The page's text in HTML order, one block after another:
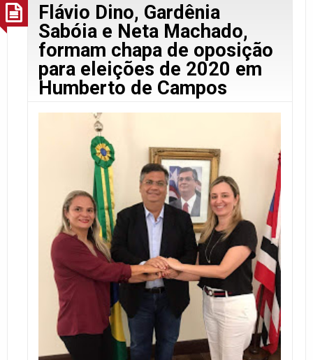
Flávio Dino, Gardênia
Sabóia e Neta Machado,
formam chapa de oposição
para eleições de 2020 em
Humberto de Campos